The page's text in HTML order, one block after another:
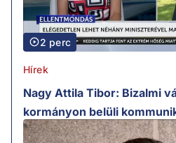
2 perc
Hírek
Nagy Attila Tibor: Bizalmi
kormányon belüli